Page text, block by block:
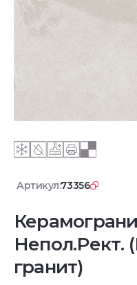
Артикул:73356
Непол.Рект.
гранит)